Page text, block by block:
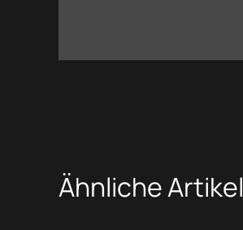
Ähnliche Artikel